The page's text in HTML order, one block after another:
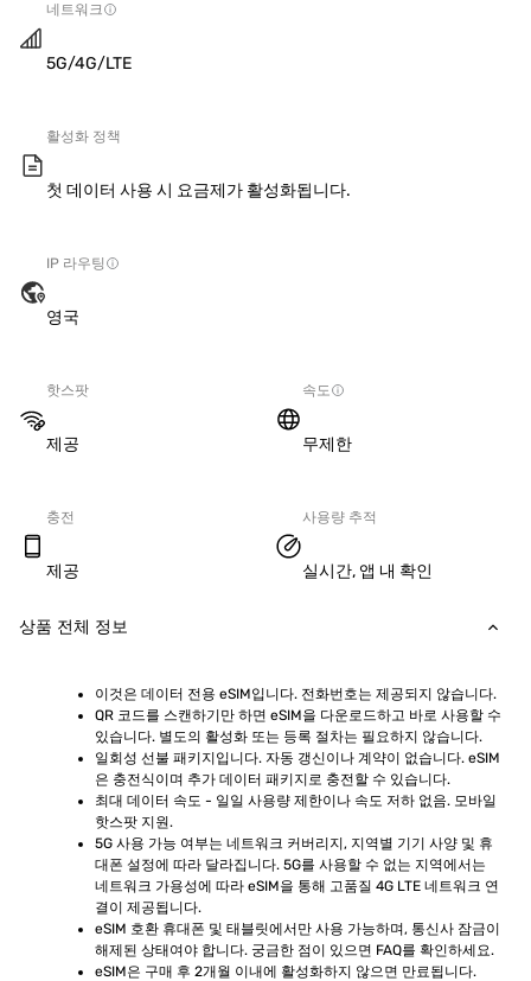
네트워크
5G/4G/LTE
활성화 정책
첫 데이터 사용 시 요금제가 활성화됩니다.
IP 라우팅
영국
핫스팟
제공
속도
무제한
충전
제공
사용량 추적
실시간, 앱 내 확인
상품 전체 정보
이것은 데이터 전용 eSIM입니다. 전화번호는 제공되지 않습니다.
QR 코드를 스캔하기만 하면 eSIM을 다운로드하고 바로 사용할 수
있습니다. 별도의 활성화 또는 등록 절차는 필요하지 않습니다.
일회성 선불 패키지입니다. 자동 갱신이나 계약이 없습니다. eSIM
은 충전식이며 추가 데이터 패키지로 충전할 수 있습니다.
최대 데이터 속도 - 일일 사용량 제한이나 속도 저하 없음. 모바일
핫스팟 지원.
5G 사용 가능 여부는 네트워크 커버리지, 지역별 기기 사양 및 휴
대폰 설정에 따라 달라집니다. 5G를 사용할 수 없는 지역에서는
네트워크 가용성에 따라 eSIM을 통해 고품질 4G LTE 네트워크 연
결이 제공됩니다.
eSIM 호환 휴대폰 및 태블릿에서만 사용 가능하며, 통신사 잠금이
해제된 상태여야 합니다. 궁금한 점이 있으면 FAQ를 확인하세요.
eSIM은 구매 후 2개월 이내에 활성화하지 않으면 만료됩니다.